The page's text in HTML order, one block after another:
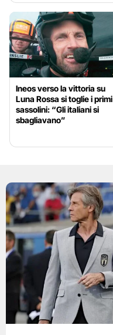
Ineos verso la vittoria su
Luna Rossa si toglie i primi
sassolini: “Gli italiani si
sbagliavano”